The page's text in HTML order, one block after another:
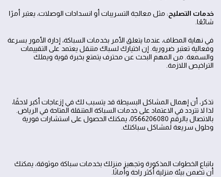
خدمات التصليح: مثل معالجة التسريبات أو انسدادات الوصلات، يعتبر أمرًا
شائعًا.
في نهاية المطاف، عندما يتعلق الأمر بخدمات السباكة، إدارة الأمور بسرعة
وفعالية تعتبر ضرورية. إن اختيارك لسباك متنقل يعتمد على التقييمات
والسمعة. من المهم البحث عن محترف يتمتع بخبرة قوية ويملك
التراخيص اللازمة.
تذكر، أن إهمال المشاكل البسيطة قد يتسبب لك في إزعاجات أكبر لاحقًا،
لذا لا تتردد في الاعتماد على خدمات السباكة المتنقلة المتاحة في الرياض.
بالاتصال بالرقم 0566206080، يمكنك الحصول على استشارات فورية
وحلول سريعة لمشاكل سباكتك.
باتباع الخطوات المذكورة وتجهيز منزلك بخدمات سباكة موثوقة، يمكنك
أن تضمن بيئة منزلية أكثر راحة وأمانًا.